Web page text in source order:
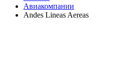
Авиакомпании
Andes Lineas Aereas